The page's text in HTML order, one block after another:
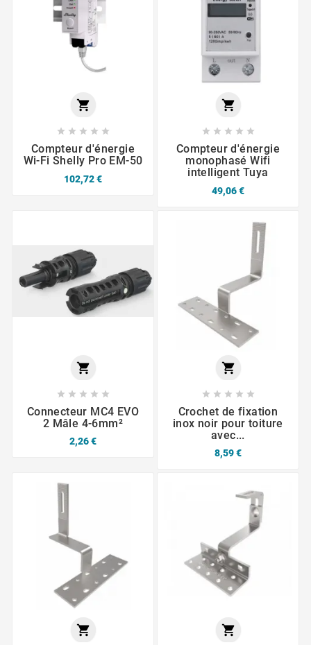

    
Compteur d'énergie
Wi-Fi Shelly Pro EM-50
102,72 €

    
Compteur d'énergie
monophasé Wifi
intelligent Tuya
49,06 €

    
Connecteur MC4 EVO
2 Mâle 4-6mm²
2,26 €

    
Crochet de fixation
inox noir pour toiture
avec...
8,59 €
 